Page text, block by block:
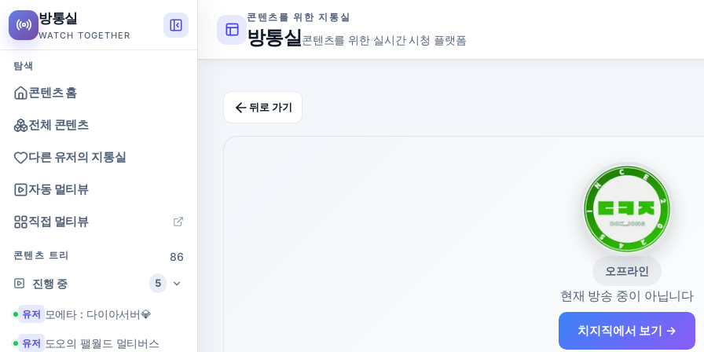
방통실
WATCH TOGETHER
탐색
콘텐츠 홈
전체 콘텐츠
다른 유저의 지통실
자동 멀티뷰
직접 멀티뷰
콘텐츠 트리
86
진행 중
5
유저 모에타 : 다이아서버💎
유저 도오의 팰월드 멀티버스
콘텐츠를 위한 지통실
방통실콘텐츠를 위한 실시간 시청 플랫폼
뒤로 가기
오프라인
현재 방송 중이 아닙니다
치지직에서 보기 →